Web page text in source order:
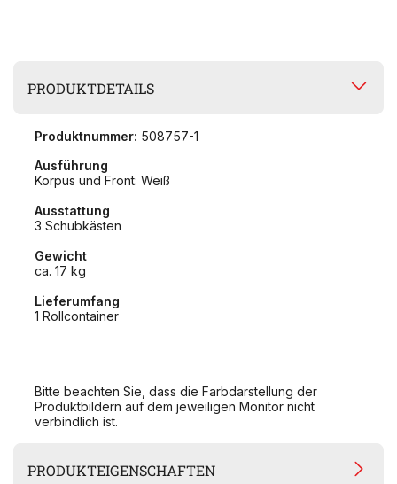
PRODUKTDETAILS
Produktnummer: 508757-1
Ausführung
Korpus und Front: Weiß
Ausstattung
3 Schubkästen
Gewicht
ca. 17 kg
Lieferumfang
1 Rollcontainer
Bitte beachten Sie, dass die Farbdarstellung der
Produktbildern auf dem jeweiligen Monitor nicht
verbindlich ist.
PRODUKTEIGENSCHAFTEN